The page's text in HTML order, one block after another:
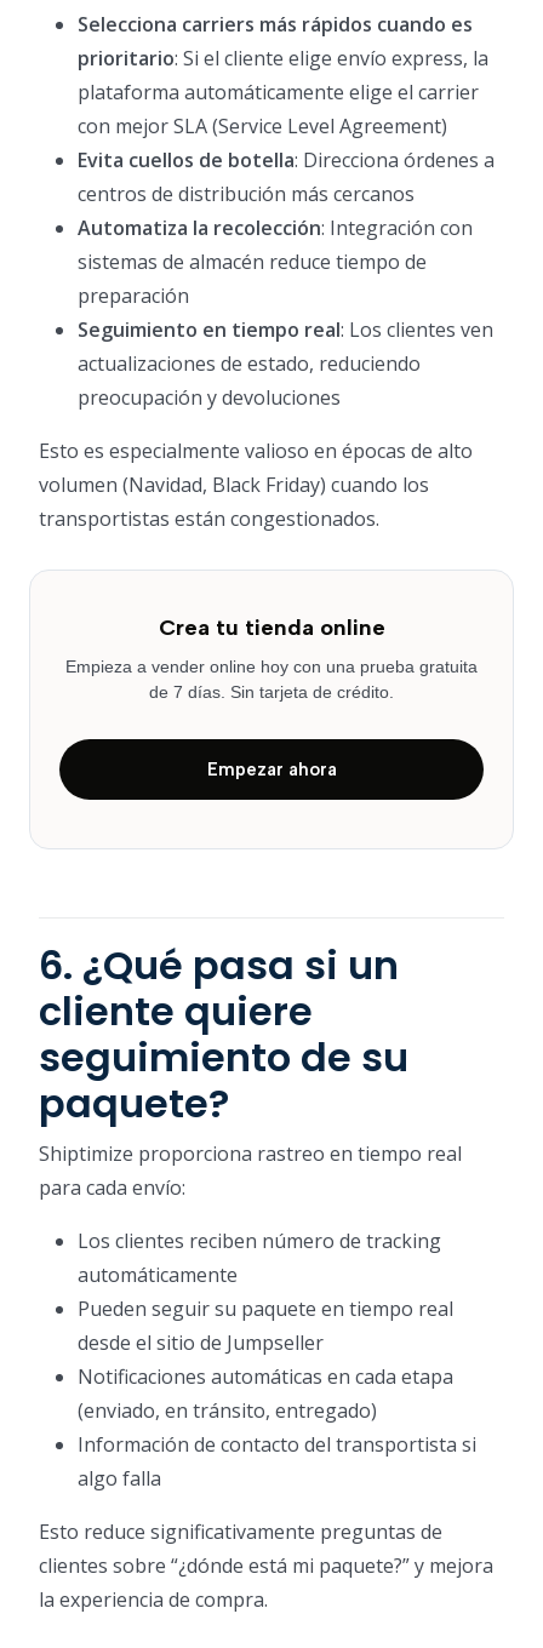
Selecciona carriers más rápidos cuando es
prioritario: Si el cliente elige envío express, la
plataforma automáticamente elige el carrier
con mejor SLA (Service Level Agreement)
Evita cuellos de botella: Direcciona órdenes a
centros de distribución más cercanos
Automatiza la recolección: Integración con
sistemas de almacén reduce tiempo de
preparación
Seguimiento en tiempo real: Los clientes ven
actualizaciones de estado, reduciendo
preocupación y devoluciones
Esto es especialmente valioso en épocas de alto
volumen (Navidad, Black Friday) cuando los
transportistas están congestionados.
Crea tu tienda online
Empieza a vender online hoy con una prueba gratuita
de 7 días. Sin tarjeta de crédito.
Empezar ahora
6. ¿Qué pasa si un
cliente quiere
seguimiento de su
paquete?
Shiptimize proporciona rastreo en tiempo real
para cada envío:
Los clientes reciben número de tracking
automáticamente
Pueden seguir su paquete en tiempo real
desde el sitio de Jumpseller
Notificaciones automáticas en cada etapa
(enviado, en tránsito, entregado)
Información de contacto del transportista si
algo falla
Esto reduce significativamente preguntas de
clientes sobre “¿dónde está mi paquete?” y mejora
la experiencia de compra.